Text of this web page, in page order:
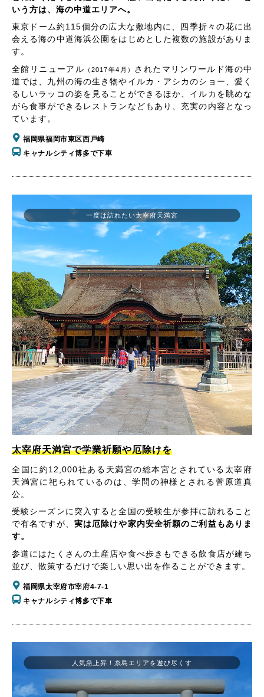
いう方は、海の中道エリアへ。
東京ドーム約115個分の広大な敷地内に、四季折々の花に出
会える海の中道海浜公園をはじめとした複数の施設がありま
す。
全館リニューアル （2017年4月） されたマリンワールド海の中
道では、九州の海の生き物やイルカ・アシカのショー、愛く
るしいラッコの姿を見ることができるほか、イルカを眺めな
がら食事ができるレストランなどもあり、充実の内容となっ
ています。
福岡県福岡市東区西戸崎
キャナルシティ博多で下車
太宰府天満宮で学業祈願や厄除けを
全国に約12,000社ある天満宮の総本宮とされている太宰府
天満宮に祀られているのは、学問の神様とされる菅原道真
公。
受験シーズンに突入すると全国の受験生が参拝に訪れること
で有名ですが、 実は厄除けや家内安全祈願のご利益もありま
す。
参道にはたくさんの土産店や食べ歩きもできる飲食店が建ち
並び、散策するだけで楽しい思い出を作ることができます。
福岡県太宰府市宰府4-7-1
キャナルシティ博多で下車
一度は訪れたい太宰府天満宮
人気急上昇！糸島エリアを遊び尽くす